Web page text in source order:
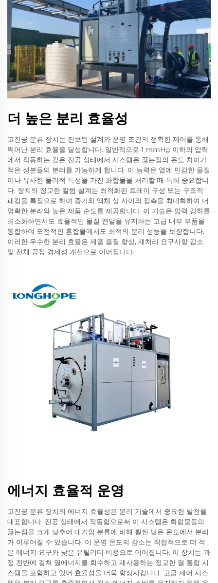
더 높은 분리 효율성
고진공 분류 장치는 진보된 설계와 운영 조건의 정확한 제어를 통해
뛰어난 분리 효율을 달성합니다. 일반적으로 1 mmHg 이하의 압력
에서 작동하는 깊은 진공 상태에서 시스템은 끓는점의 온도 차이가
적은 성분들의 분리를 가능하게 합니다. 이 능력은 열에 민감한 물질
이나 유사한 물리적 특성을 가진 화합물을 처리할 때 특히 중요합니
다. 장치의 정교한 칼럼 설계는 최적화된 트레이 구성 또는 구조적
패킹을 특징으로 하여 증기와 액체 상 사이의 접촉을 최대화하여 더
명확한 분리와 높은 제품 순도를 제공합니다. 이 기술은 압력 강하를
최소화하면서도 효율적인 물질 전달을 유지하는 고급 내부 부품을
통합하여 도전적인 혼합물에서도 최적의 분리 성능을 보장합니다.
이러한 우수한 분리 효율은 제품 품질 향상, 재처리 요구사항 감소
및 전체 공정 경제성 개선으로 이어집니다.
에너지 효율적 운영
고진공 분류 장치의 에너지 효율성은 분리 기술에서 중요한 발전을
대표합니다. 진공 상태에서 작동함으로써 이 시스템은 화합물들의
끓는점을 크게 낮추어 대기압 분류에 비해 훨씬 낮은 온도에서 분리
가 이루어질 수 있습니다. 이 운영 온도의 감소는 직접적으로 더 적
은 에너지 요구와 낮은 유틸리티 비용으로 이어집니다. 이 장치는 과
정 전반에 걸쳐 열에너지를 회수하고 재사용하는 정교한 열 통합 시
스템을 포함하고 있어 효율성을 더욱 향상시킵니다. 고급 제어 시스